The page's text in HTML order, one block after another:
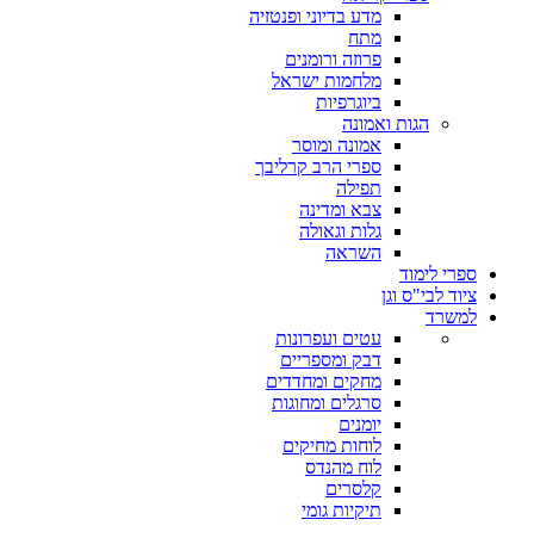
מדע בדיוני ופנטזיה
מתח
פרוזה ורומנים
מלחמות ישראל
ביוגרפיות
הגות ואמונה
אמונה ומוסר
ספרי הרב קרליבך
תפילה
צבא ומדינה
גלות וגאולה
השראה
ספרי לימוד
ציוד לבי"ס וגן
למשרד
עטים ועפרונות
דבק ומספריים
מחקים ומחדדים
סרגלים ומחוגות
יומנים
לוחות מחיקים
לוח מהנדס
קלסרים
תיקיות גומי